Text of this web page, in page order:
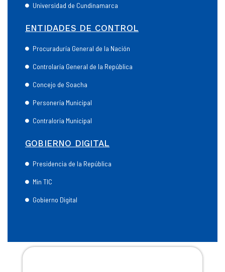
Universidad de Cundinamarca
ENTIDADES DE CONTROL
Procuraduría General de la Nación
Controlaría General de la República
Concejo de Soacha
Personería Municipal
Contraloría Municipal
GOBIERNO DIGITAL
Presidencia de la República
Min TIC
Gobierno Digital